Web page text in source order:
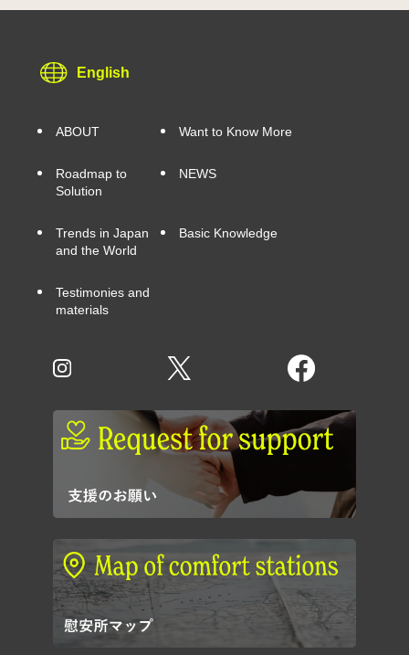
English
ABOUT Want to Know More
Roadmap to
Solution
NEWS
Trends in Japan
and the World
Basic Knowledge
Testimonies and
materials